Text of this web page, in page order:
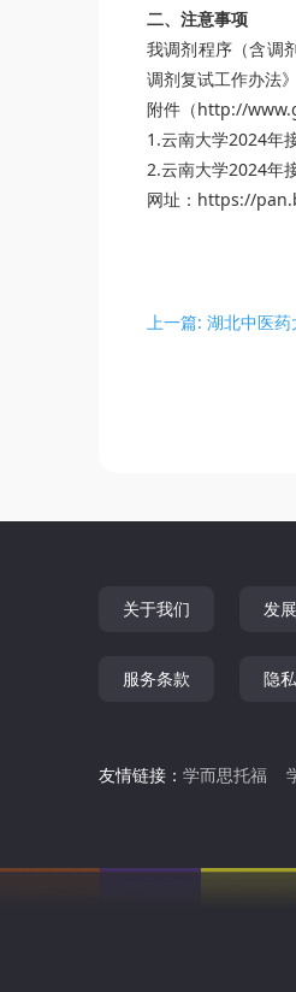
二、注意事项
我调剂程序（含调
调剂复试工作办法
附件（http://
1.云南大学2024年
2.云南大学2024年
网址：https://
关于我们 发
服务条款
隐
友情链接： 学而思托福